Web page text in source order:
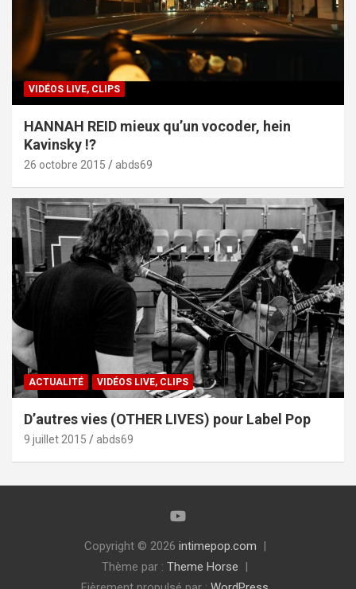
VIDÉOS LIVE, CLIPS
HANNAH REID mieux qu’un vocoder, hein
Kavinsky !?
26 octobre 2015 abds69
ACTUALITÉ VIDÉOS LIVE, CLIPS
D’autres vies (OTHER LIVES) pour Label Pop
9 juillet 2015 abds69
Copyright © 2026 intimepop.com
Thème par : Theme Horse